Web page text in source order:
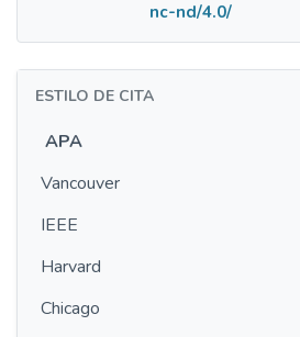
nc-nd/4.0/
ESTILO DE CITA
APA
Vancouver
IEEE
Harvard
Chicago